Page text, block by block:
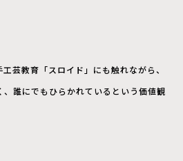
芸教育「スロイド」にも触れながら、
誰にでもひらかれているという価値観